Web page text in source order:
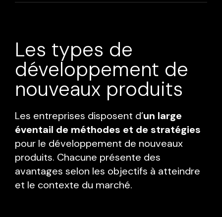
Les types de
développement de
nouveaux produits
Les entreprises disposent d’un large
éventail de méthodes et de stratégies
pour le développement de nouveaux
produits. Chacune présente des
avantages selon les objectifs à atteindre
et le contexte du marché.